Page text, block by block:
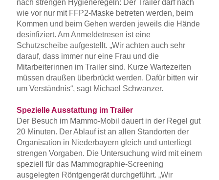
nach strengen Hygieneregeln: Der Trailer darf nach
wie vor nur mit FFP2-Maske betreten werden, beim
Kommen und beim Gehen werden jeweils die Hände
desinfiziert. Am Anmeldetresen ist eine
Schutzscheibe aufgestellt. „Wir achten auch sehr
darauf, dass immer nur eine Frau und die
Mitarbeiterinnen im Trailer sind. Kurze Wartezeiten
müssen draußen überbrückt werden. Dafür bitten wir
um Verständnis“, sagt Michael Schwanzer.
Spezielle Ausstattung im Trailer
Der Besuch im Mammo-Mobil dauert in der Regel gut
20 Minuten. Der Ablauf ist an allen Standorten der
Organisation in Niederbayern gleich und unterliegt
strengen Vorgaben. Die Untersuchung wird mit einem
speziell für das Mammographie-Screening
ausgelegten Röntgengerät durchgeführt. „Wir